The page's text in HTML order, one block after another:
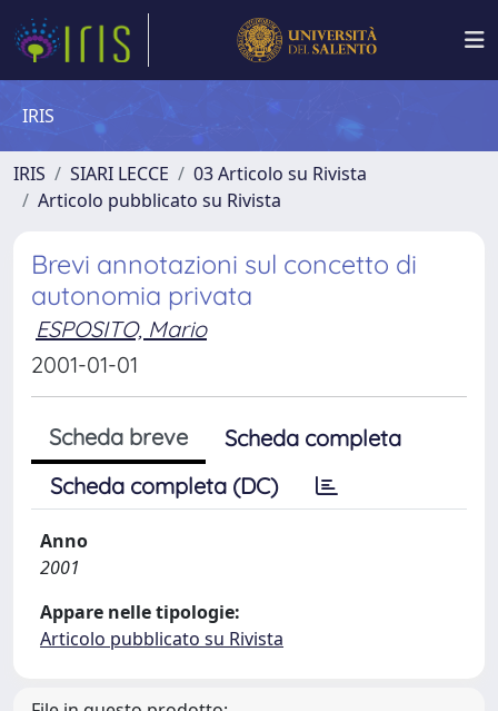
IRIS
IRIS SIARI LECCE
03 Articolo su Rivista
Articolo pubblicato su Rivista
Brevi annotazioni sul concetto di
autonomia privata
ESPOSITO, Mario
2001-01-01
Scheda breve
Scheda completa
Scheda completa (DC)
Anno
2001
Appare nelle tipologie:
Articolo pubblicato su Rivista